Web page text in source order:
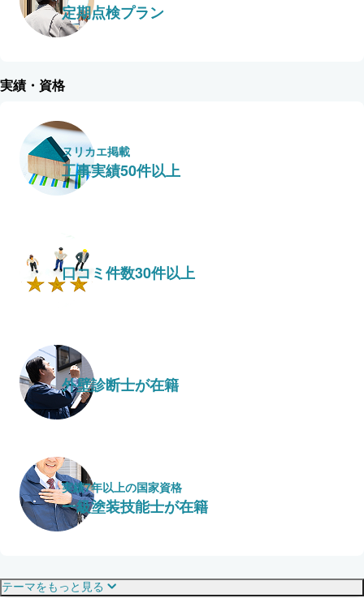
定期点検プラン
実績・資格
ヌリカエ掲載
工事実績50件以上
口コミ件数30件以上
外壁診断士が在籍
実績7年以上の国家資格
一級塗装技能士が在籍
テーマをもっと見る